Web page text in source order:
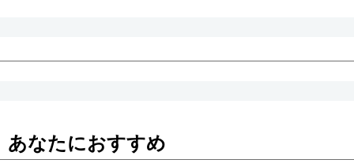
あなたにおすすめ